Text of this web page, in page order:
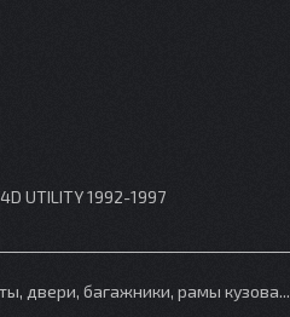
UTILITY 1992-1997
двери, багажники, рамы кузова...